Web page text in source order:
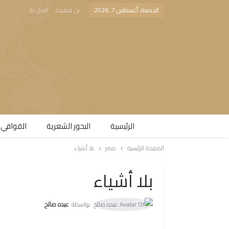
الجمعة, أغسطس 7, 2026 عن قصيدة اتصل بنا
الرئيسية البحور الشعرية​
الصفحة الرئيسية مصر بلا أشياء
بلا أشياء
بواسطة عبده صالح